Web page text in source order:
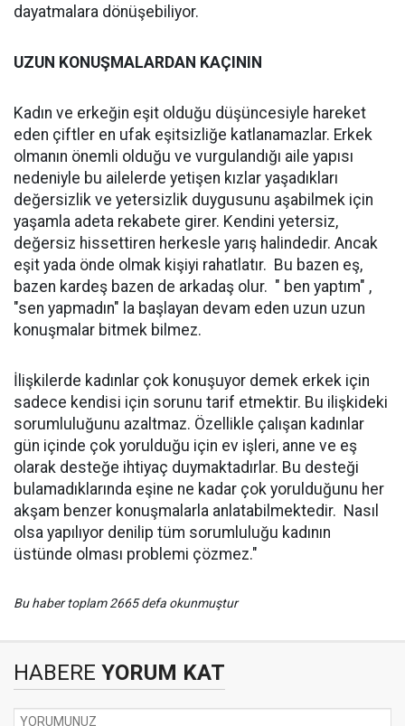
dayatmalara dönüşebiliyor.
UZUN KONUŞMALARDAN KAÇININ
Kadın ve erkeğin eşit olduğu düşüncesiyle hareket
eden çiftler en ufak eşitsizliğe katlanamazlar. Erkek
olmanın önemli olduğu ve vurgulandığı aile yapısı
nedeniyle bu ailelerde yetişen kızlar yaşadıkları
değersizlik ve yetersizlik duygusunu aşabilmek için
yaşamla adeta rekabete girer. Kendini yetersiz,
değersiz hissettiren herkesle yarış halindedir. Ancak
eşit yada önde olmak kişiyi rahatlatır. Bu bazen eş,
bazen kardeş bazen de arkadaş olur. " ben yaptım" ,
"sen yapmadın" la başlayan devam eden uzun uzun
konuşmalar bitmek bilmez.
İlişkilerde kadınlar çok konuşuyor demek erkek için
sadece kendisi için sorunu tarif etmektir. Bu ilişkideki
sorumluluğunu azaltmaz. Özellikle çalışan kadınlar
gün içinde çok yorulduğu için ev işleri, anne ve eş
olarak desteğe ihtiyaç duymaktadırlar. Bu desteği
bulamadıklarında eşine ne kadar çok yorulduğunu her
akşam benzer konuşmalarla anlatabilmektedir. Nasıl
olsa yapılıyor denilip tüm sorumluluğu kadının
üstünde olması problemi çözmez."
Bu haber toplam 2665 defa okunmuştur
HABERE YORUM KAT